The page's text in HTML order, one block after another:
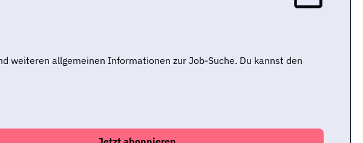
weiteren allgemeinen Informationen zur Job-Suche. Du kannst den